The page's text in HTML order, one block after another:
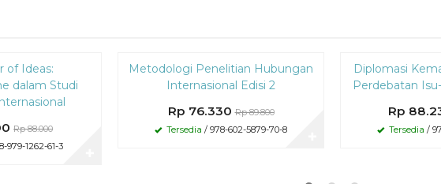
of Ideas:
dalam Studi
Rp 88.000
979-1262-61-3
Diskon
15%
Metodologi Penelitian Hubungan
Internasional Edisi 2
Rp 76.330 Rp 89.800
Tersedia / 978-602-5879-70-8
Diskon
15%
Diplomasi
Perdebatan
Rp
Tersedia /